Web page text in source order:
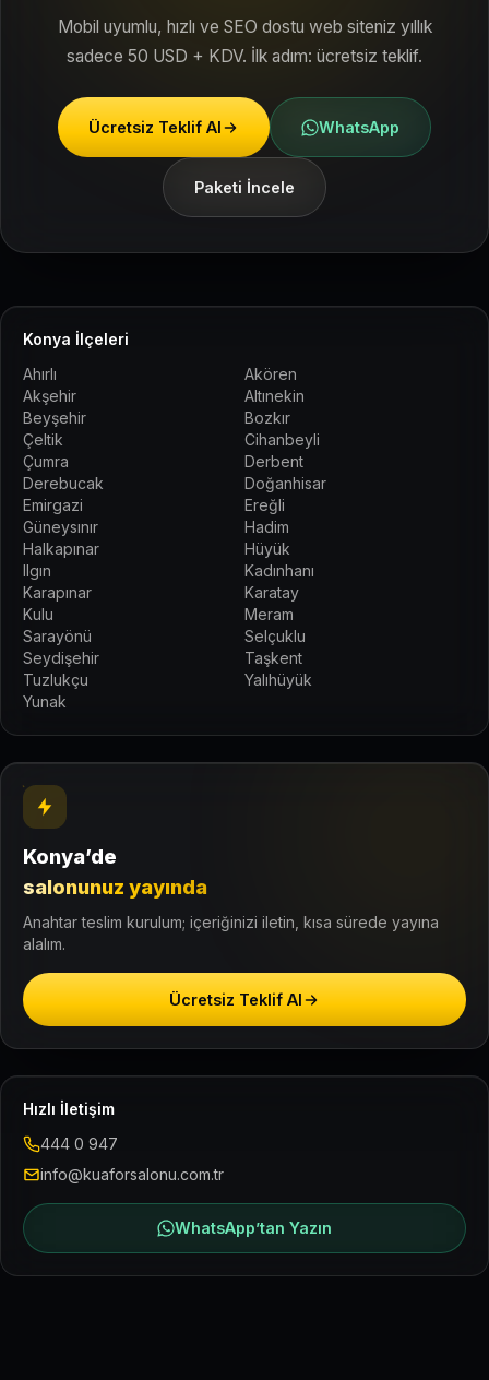
Mobil uyumlu, hızlı ve SEO dostu web siteniz yıllık
sadece 50 USD + KDV. İlk adım: ücretsiz teklif.
Ücretsiz Teklif Al WhatsApp
Paketi İncele
Konya İlçeleri
Ahırlı
Akören
Akşehir
Altınekin
Beyşehir
Bozkır
Çeltik
Cihanbeyli
Çumra
Derbent
Derebucak
Doğanhisar
Emirgazi
Ereğli
Güneysınır
Hadim
Halkapınar
Hüyük
Ilgın
Kadınhanı
Karapınar
Karatay
Kulu
Meram
Sarayönü
Selçuklu
Seydişehir
Taşkent
Tuzlukçu
Yalıhüyük
Yunak
Konya’de
salonunuz yayında
Anahtar teslim kurulum; içeriğinizi iletin, kısa sürede yayına
alalım.
Ücretsiz Teklif Al
Hızlı İletişim
444 0 947
info@kuaforsalonu.com.tr
WhatsApp’tan Yazın